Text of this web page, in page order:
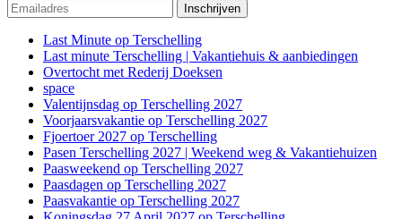
Last Minute op Terschelling
Last minute Terschelling | Vakantiehuis & aanbiedingen
Overtocht met Rederij Doeksen
space
Valentijnsdag op Terschelling 2027
Voorjaarsvakantie op Terschelling 2027
Fjoertoer 2027 op Terschelling
Pasen Terschelling 2027 | Weekend weg & Vakantiehuizen
Paasweekend op Terschelling 2027
Paasdagen op Terschelling 2027
Paasvakantie op Terschelling 2027